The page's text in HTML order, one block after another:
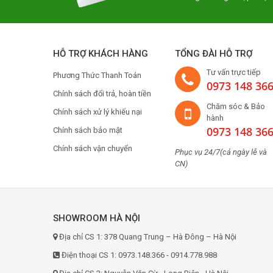
HỖ TRỢ KHÁCH HÀNG
Phương Thức Thanh Toán
Chính sách đổi trả, hoàn tiền
Chính sách xử lý khiếu nại
Chính sách bảo mật
Chính sách vận chuyển
TỔNG ĐÀI HỖ TRỢ
Tư vấn trực tiếp
0973 148 366
Chăm sóc & Bảo
hành
0973 148 366
Phục vụ 24/7(cả ngày lễ và
CN)
SHOWROOM HÀ NỘI
Địa chỉ CS 1: 378 Quang Trung – Hà Đông – Hà Nội
Điện thoại CS 1: 0973.148.366 - 0914.778.988